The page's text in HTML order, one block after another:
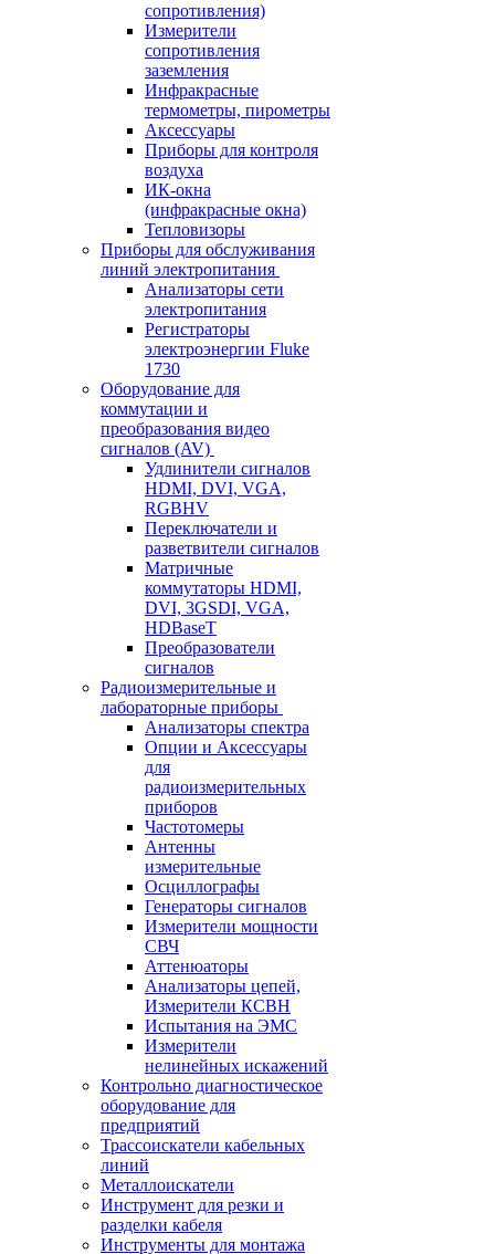
сопротивления)
Измерители
сопротивления
заземления
Инфракрасные
термометры, пирометры
Аксессуары
Приборы для контроля
воздуха
ИК-окна
(инфракрасные окна)
Тепловизоры
Приборы для обслуживания
линий электропитания
Анализаторы сети
электропитания
Регистраторы
электроэнергии Fluke
1730
Оборудование для
коммутации и
преобразования видео
сигналов (AV)
Удлинители сигналов
HDMI, DVI, VGA,
RGBHV
Переключатели и
разветвители сигналов
Матричные
коммутаторы HDMI,
DVI, 3GSDI, VGA,
HDBaseT
Преобразователи
сигналов
Радиоизмерительные и
лабораторные приборы
Анализаторы спектра
Опции и Аксессуары
для
радиоизмерительных
приборов
Частотомеры
Антенны
измерительные
Осциллографы
Генераторы сигналов
Измерители мощности
СВЧ
Аттенюаторы
Анализаторы цепей,
Измерители КСВН
Испытания на ЭМС
Измерители
нелинейных искажений
Контрольно диагностическое
оборудование для
предприятий
Трассоискатели кабельных
линий
Металлоискатели
Инструмент для резки и
разделки кабеля
Инструменты для монтажа